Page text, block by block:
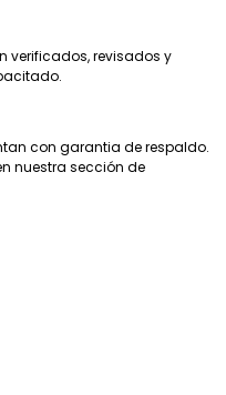
verificados, revisados y
con garantia de respaldo.
nuestra sección de